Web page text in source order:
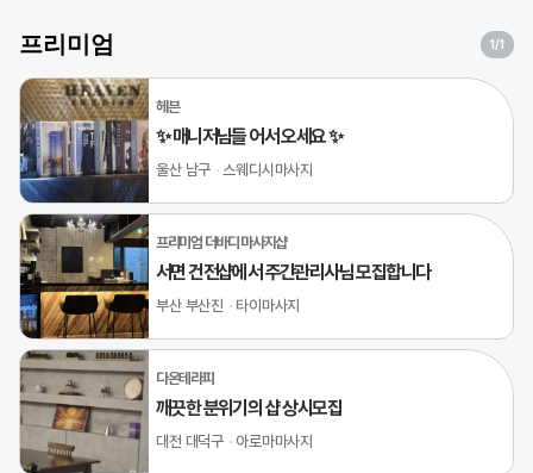
프리미엄 1/1
헤븐
✨ 매니저님들 어서 오세요 ✨
울산 남구 스웨디시마사지
프리미엄 더바디 마사지샵
서면 건전샵에서 주간관리사님 모집합니다
부산 부산진 타이마사지
다온테라피
깨끗한 분위기의 샵 상시모집
대전 대덕구 아로마마사지